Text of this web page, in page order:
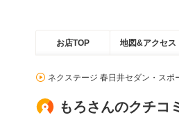
お店TOP 地図&アクセス
ネクステージ 春日井セダン・ス
もろさんのクチコ